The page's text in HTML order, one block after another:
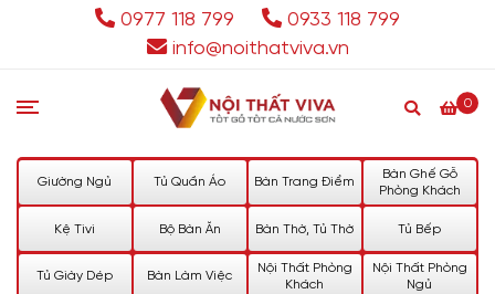
0977 118 799
0933 118 799
info@noithatviva.vn
0
Giường Ngủ Tủ Quần Áo Bàn Trang Điểm
Bàn Ghế Gỗ
Phòng Khách
Kệ Tivi Bộ Bàn Ăn Bàn Thờ, Tủ Thờ Tủ Bếp
Tủ Giày Dép Bàn Làm Việc
Nội Thất Phòng
Khách
Nội Thất Phòng
Ngủ